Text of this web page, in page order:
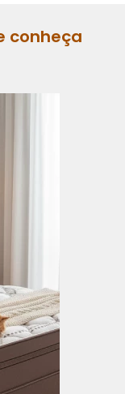
conheça